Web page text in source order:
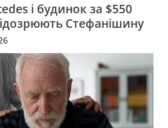
і будинок за $550
Стефанішину